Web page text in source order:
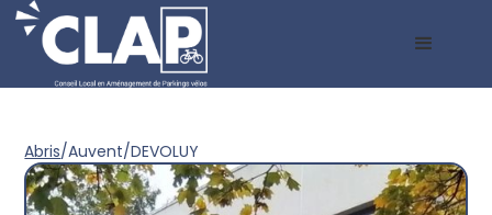
Abris/Auvent/DEVOLUY